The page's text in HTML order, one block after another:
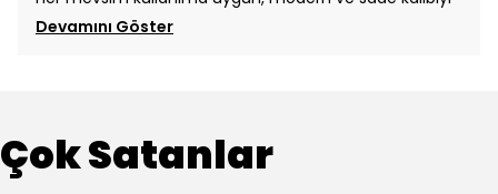
Devamını Göster
Çok Satanlar